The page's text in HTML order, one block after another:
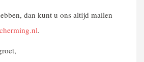
dan kunt u ons altijd mailen
.